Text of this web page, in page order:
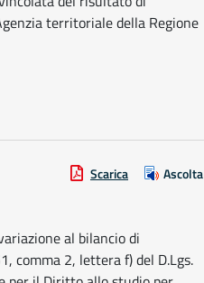
territoriale della Regione
Scarica Ascolta
al bilancio di
comma 2, lettera f) del D.Lgs.